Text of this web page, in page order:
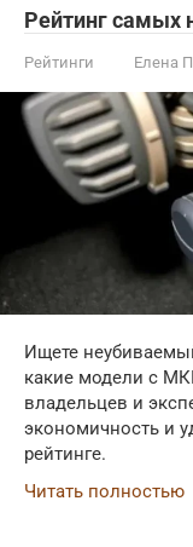
Рейтинг
Рейтинги Елена
Ищете
какие модели с
владельцев и
экономичность и
рейтинге.
Читать полностью